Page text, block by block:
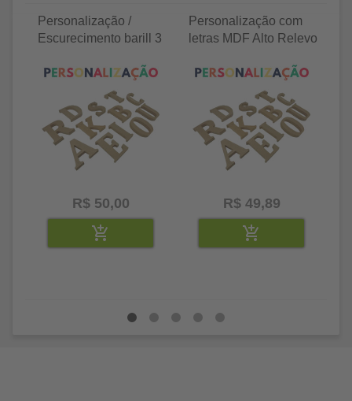
Personalização /
Escurecimento barill 3
R$ 50,00
Personalização com
letras MDF Alto Relevo
R$ 49,89